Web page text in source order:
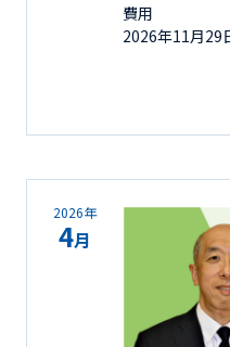
費用
2026年11月
2026年
4月